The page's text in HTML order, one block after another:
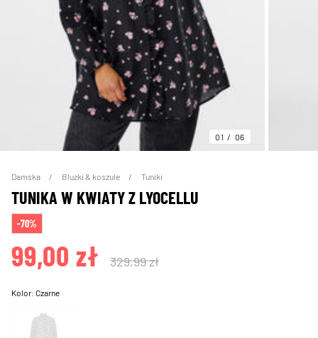
01 06
Damska Bluzki & koszule Tuniki
TUNIKA W KWIATY Z LYOCELLU
-70%
99,00 zł 329,99 zł
Kolor:Czarne